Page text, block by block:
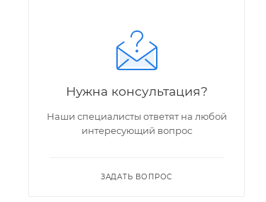
Нужна консультация?
Наши специалисты ответят на любой
интересующий вопрос
ЗАДАТЬ ВОПРОС